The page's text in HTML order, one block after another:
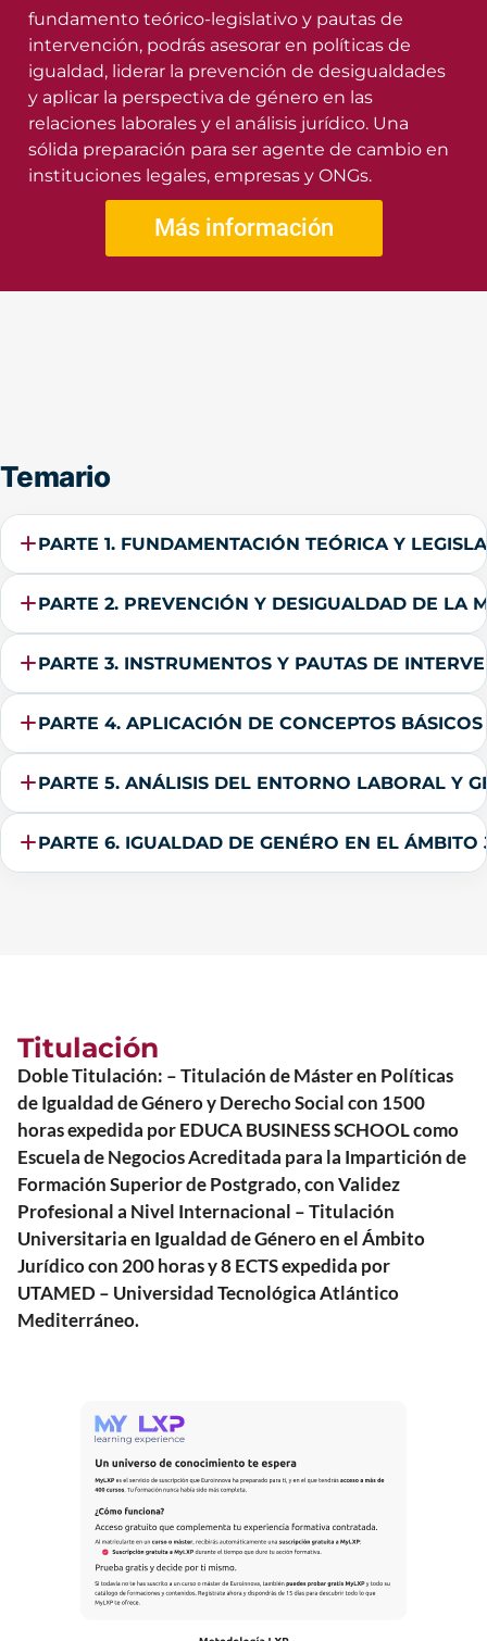
fundamento teórico-legislativo y pautas de
intervención, podrás asesorar en políticas de
igualdad, liderar la prevención de desigualdades
y aplicar la perspectiva de género en las
relaciones laborales y el análisis jurídico. Una
sólida preparación para ser agente de cambio en
instituciones legales, empresas y ONGs.
Más información
Temario
PARTE 1. FUNDAMENTACIÓN TEÓRICA Y
PARTE 2. PREVENCIÓN Y DESIGUALDAD DE LA
PARTE 3. INSTRUMENTOS Y PAUTAS DE
PARTE 4. APLICACIÓN DE CONCEPTOS
PARTE 5. ANÁLISIS DEL ENTORNO LABORAL Y
PARTE 6. IGUALDAD DE GENÉRO EN EL ÁMBITO
Titulación
Doble Titulación: – Titulación de Máster en Políticas
de Igualdad de Género y Derecho Social con 1500
horas expedida por EDUCA BUSINESS SCHOOL como
Escuela de Negocios Acreditada para la Impartición de
Formación Superior de Postgrado, con Validez
Profesional a Nivel Internacional – Titulación
Universitaria en Igualdad de Género en el Ámbito
Jurídico con 200 horas y 8 ECTS expedida por
UTAMED – Universidad Tecnológica Atlántico
Mediterráneo.